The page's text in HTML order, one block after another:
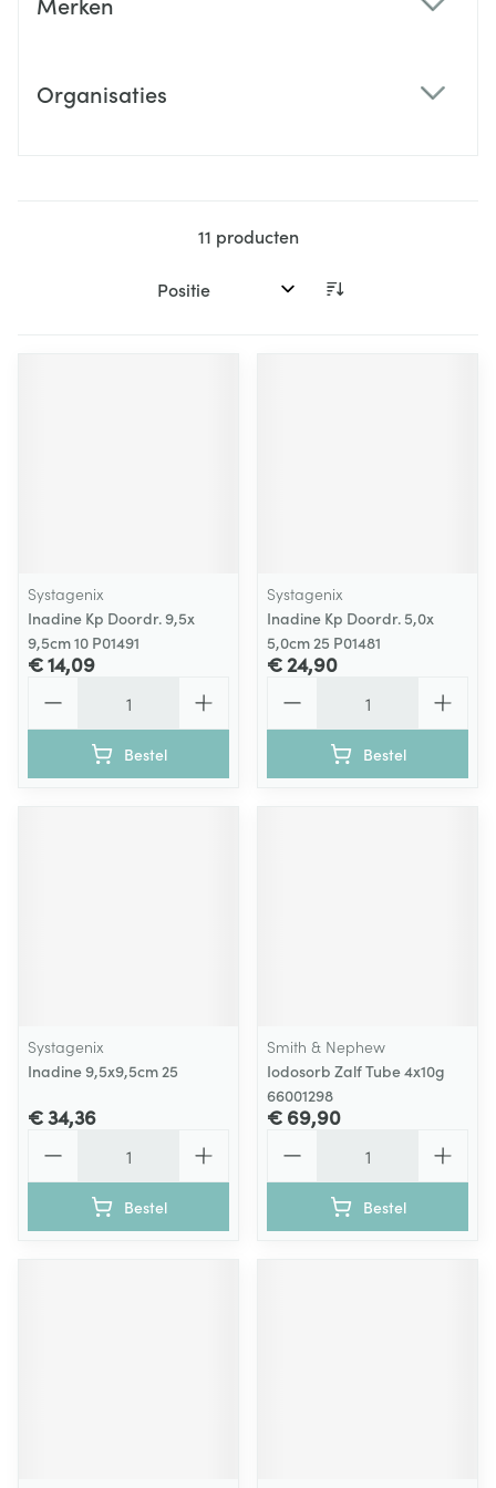
Organisaties
11 producten
Sorteer op:
Systagenix
Inadine Kp Doordr. 9,5x
9,5cm 10 P01491
€ 14,09
Bestel
Systagenix
Inadine Kp Doordr. 5,0x
5,0cm 25 P01481
€ 24,90
Bestel
Systagenix
Inadine 9,5x9,5cm 25
€ 34,36
Bestel
Smith & Nephew
Iodosorb Zalf Tube 4x10g
66001298
€ 69,90
Bestel